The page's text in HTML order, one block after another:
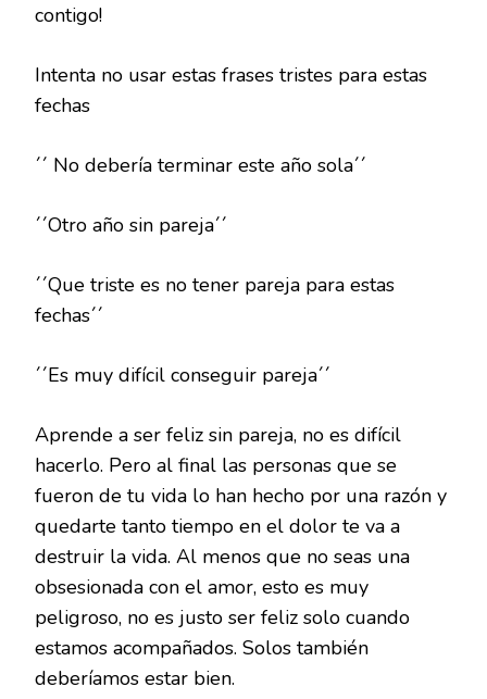
contigo!
Intenta no usar estas frases tristes para estas
fechas
´´ No debería terminar este año sola´´
´´Otro año sin pareja´´
´´Que triste es no tener pareja para estas
fechas´´
´´Es muy difícil conseguir pareja´´
Aprende a ser feliz sin pareja, no es difícil
hacerlo. Pero al final las personas que se
fueron de tu vida lo han hecho por una razón y
quedarte tanto tiempo en el dolor te va a
destruir la vida. Al menos que no seas una
obsesionada con el amor, esto es muy
peligroso, no es justo ser feliz solo cuando
estamos acompañados. Solos también
deberíamos estar bien.